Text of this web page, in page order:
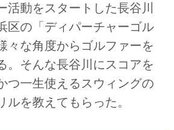
活動をスタートした長谷川
区の「ディパーチャーゴル
々な角度からゴルファーを
。そんな長谷川にスコアを
つ一生使えるスウィングの
ルを教えてもらった。